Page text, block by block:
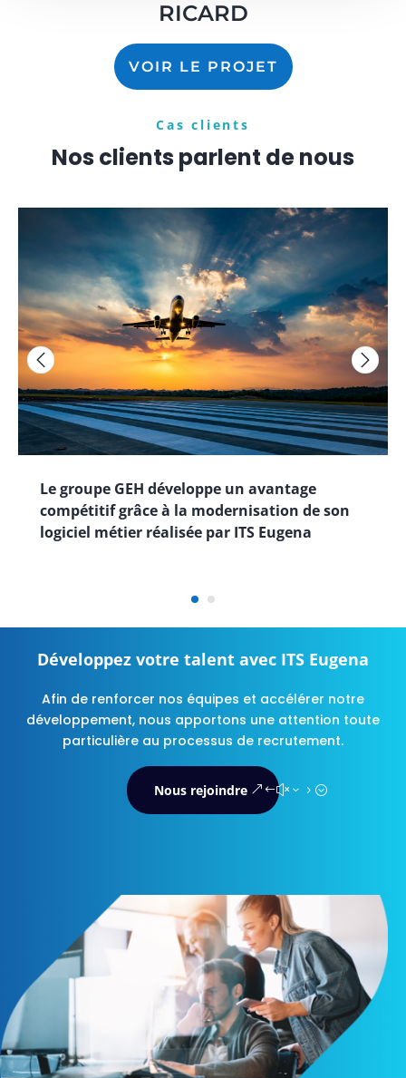
RICARD
VOIR LE PROJET
Cas clients
Nos clients parlent de nous
Le groupe GEH développe un avantage
compétitif grâce à la modernisation de son
logiciel métier réalisée par ITS Eugena
Développez votre talent avec ITS Eugena
Afin de renforcer nos équipes et accélérer notre
développement, nous apportons une attention toute
particulière au processus de recrutement.
Nous rejoindre